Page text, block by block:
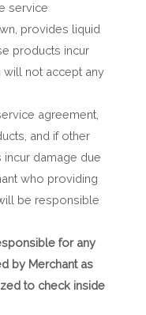
service
provides liquid
products incur
will not accept any
agreement,
and if other
incur damage due
who providing
be responsible
for any
by Merchant as
to check inside